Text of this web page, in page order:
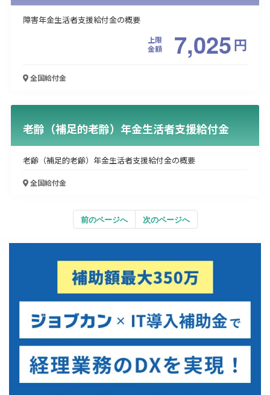
障害年金生活者支援給付金の概要
上限
金額
7,025円
全国給付金
老齢（補足的老齢）年金生活者支援給付金
老齢（補足的老齢）年金生活者支援給付金の概要
全国給付金
前のページへ 次のページへ